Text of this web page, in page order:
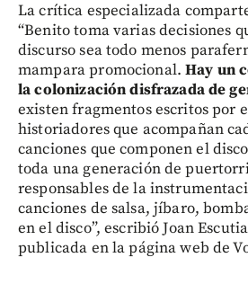
La crítica especializada
“Benito toma varias decisiones
discurso sea todo menos
mampara promocional.Hay un
la colonización disfrazada de
existen fragmentos escritos por
historiadores que acompañan
canciones que componen el
toda una generación de
responsables de la
canciones de salsa, jíbaro,
en el disco”, escribió Joan
publicada en la página web de